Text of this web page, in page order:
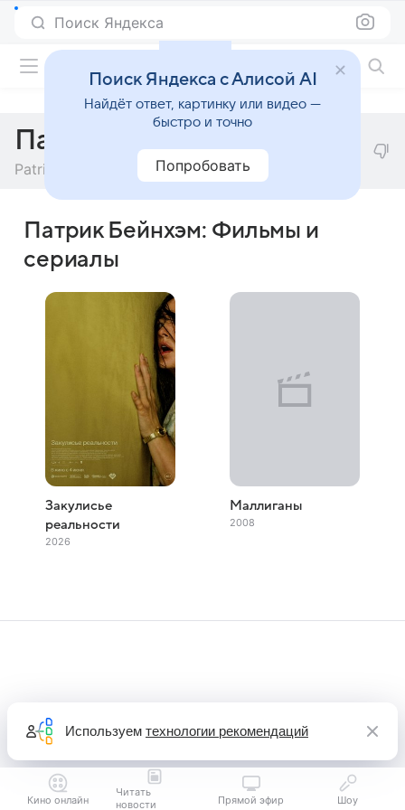
Поиск Яндекса
Патрик Бейнхэм
Patrick Baynham
Патрик Бейнхэм: Фильмы и
сериалы
Закулисье
реальности
2026
Маллиганы
2008
Кино онлайн
Читать
новости
Прямой эфир Шоу
Используем технологии рекомендаций
Поиск Яндекса с Алисой AI
Найдёт ответ, картинку или видео —
быстро и точно
Попробовать